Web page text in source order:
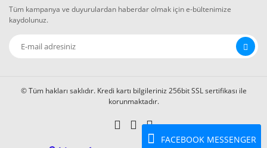
Whatsapp Sipariş
FACEBOOK MESSENGER
Tüm kampanya ve duyurulardan haberdar olmak için e-bültenimize
kaydolunuz.
© Tüm hakları saklıdır. Kredi kartı bilgileriniz 256bit SSL sertifikası ile
korunmaktadır.